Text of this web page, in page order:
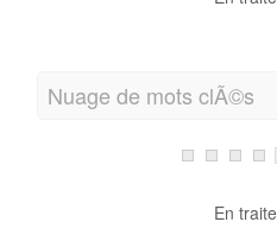
Nuage de mots clÃ©s
En